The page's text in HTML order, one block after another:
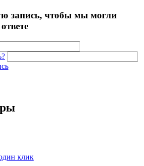
запись, чтобы мы могли
клик